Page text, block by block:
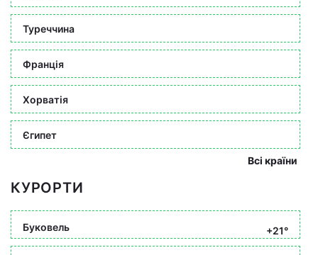
Туреччина
Франція
Хорватія
Єгипет
Всі країни
КУРОРТИ
Буковель +21°